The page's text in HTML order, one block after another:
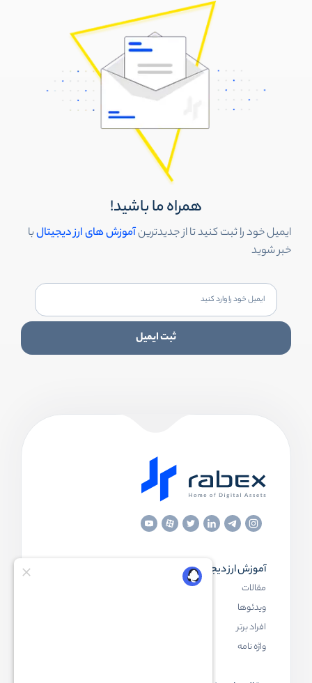
همراه ما باشید!
ایمیل خود را ثبت کنید تا از جدیدترینآموزش های ارز دیجیتالبا
خبر شوید
ثبت ایمیل
آموزش ارز دیجیتال
مقالات
ویدئوها
افراد برتر
واژه نامه